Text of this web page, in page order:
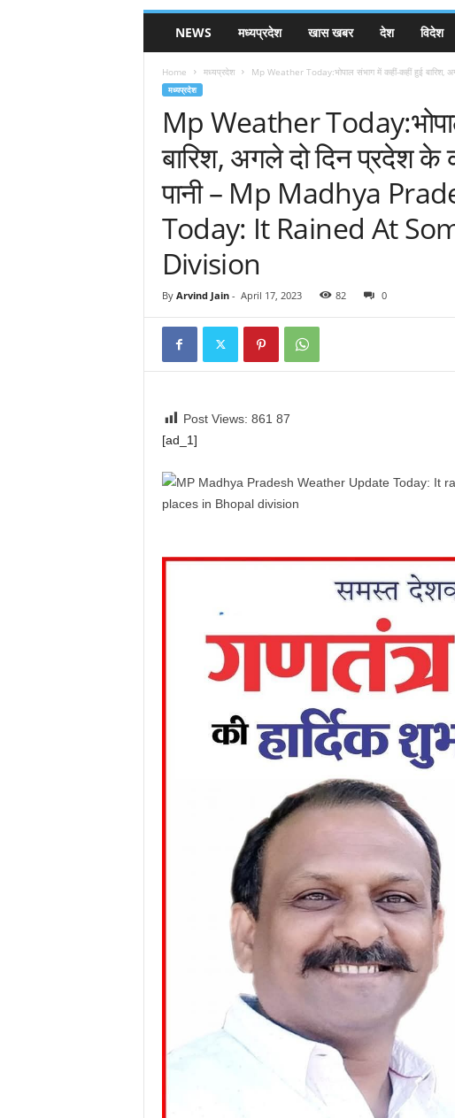
NEWS मध्यप्रदेश खास खबर देश विदेश
Home मध्यप्रदेश Mp Weather Today:भोपाल संभाग में कहीं-कहीं हुई बारिश,
मध्यप्रदेश
Mp Weather
बारिश, अगले दो दिन प्रदेश
पानी – Mp Madhya
Today: It Rained At
Division
By Arvind Jain- April 17, 2023 82 0
Post Views: 861 87
[ad_1]